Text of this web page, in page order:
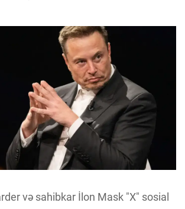
və sahibkar İlon Mask "X" sosial